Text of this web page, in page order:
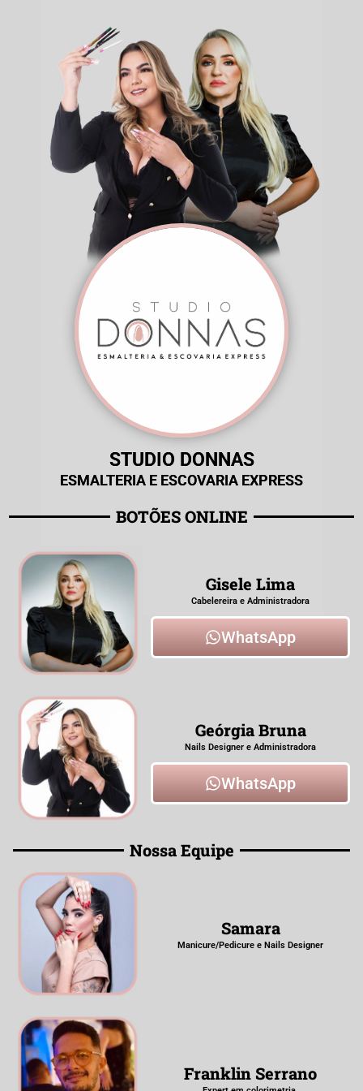
STUDIO DONNAS
ESMALTERIA E ESCOVARIA EXPRESS
BOTÕES ONLINE
Gisele Lima
Cabelereira e ​Administradora
WhatsApp
Geórgia Bruna
Nails Designer e ​Administradora
WhatsApp
Nossa Equipe
Samara
Manicure/Pedicure ​e Nails Designer
Franklin Serrano